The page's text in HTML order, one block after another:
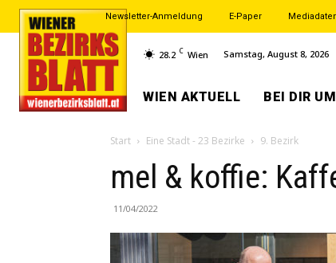
Newsletter-Anmeldung E-Paper
28.2 C Wien Samstag, August 8, 2026
WIEN AKTUELL BEI DIR
Start Eine Stadt - 23 Bezirke 9. Bezirk
mel & koffie:
11/04/2022